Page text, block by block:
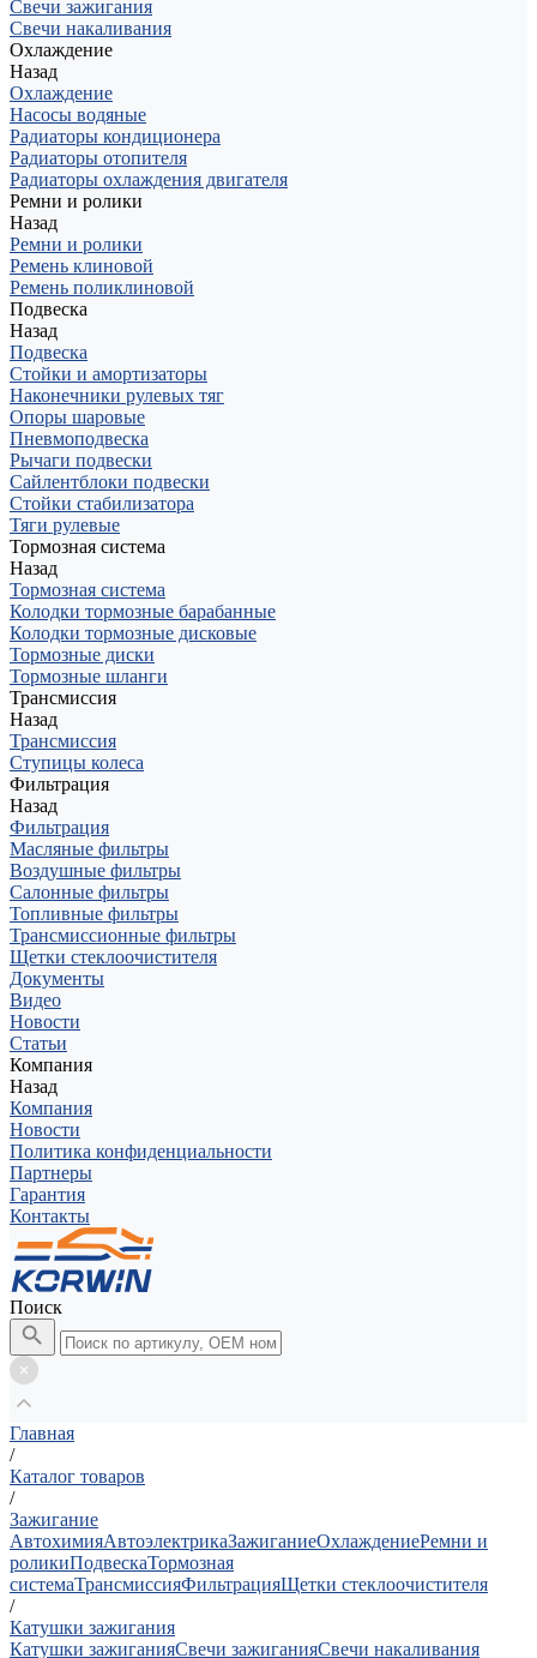
Свечи зажигания
Свечи накаливания
Охлаждение
Назад
Охлаждение
Насосы водяные
Радиаторы кондиционера
Радиаторы отопителя
Радиаторы охлаждения двигателя
Ремни и ролики
Назад
Ремни и ролики
Ремень клиновой
Ремень поликлиновой
Подвеска
Назад
Подвеска
Стойки и амортизаторы
Наконечники рулевых тяг
Опоры шаровые
Пневмоподвеска
Рычаги подвески
Сайлентблоки подвески
Стойки стабилизатора
Тяги рулевые
Тормозная система
Назад
Тормозная система
Колодки тормозные барабанные
Колодки тормозные дисковые
Тормозные диски
Тормозные шланги
Трансмиссия
Назад
Трансмиссия
Ступицы колеса
Фильтрация
Назад
Фильтрация
Масляные фильтры
Воздушные фильтры
Салонные фильтры
Топливные фильтры
Трансмиссионные фильтры
Щетки стеклоочистителя
Документы
Видео
Новости
Статьи
Компания
Назад
Компания
Новости
Политика конфиденциальности
Партнеры
Гарантия
Контакты
Поиск
Главная
/
Каталог товаров
/
Зажигание
АвтохимияАвтоэлектрикаЗажиганиеОхлаждениеРемни и
роликиПодвескаТормозная
системаТрансмиссияФильтрацияЩетки стеклоочистителя
/
Катушки зажигания
Катушки зажиганияСвечи зажиганияСвечи накаливания